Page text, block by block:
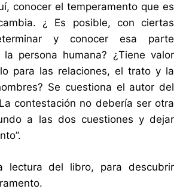
conocer el temperamento que es
¿ Es posible, con ciertas
y conocer esa parte
persona humana? ¿Tiene valor
para las relaciones, el trato y la
Se cuestiona el autor del
contestación no debería ser otra
a las dos cuestiones y dejar
lectura del libro, para descubrir